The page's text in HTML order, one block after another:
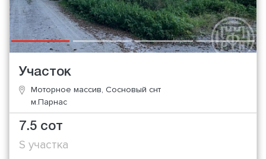
Участок
Моторное массив, Сосновый снт
м.Парнас
7.5 сот
S участка